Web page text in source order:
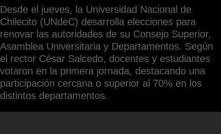
Desde el jueves, la Universidad Nacional de
Chilecito (UNdeC) desarrolla elecciones para
renovar las autoridades de su Consejo Superior,
Asamblea Universitaria y Departamentos. Según
el rector César Salcedo, docentes y estudiantes
votaron en la primera jornada, destacando una
participación cercana o superior al 70% en los
distintos departamentos.